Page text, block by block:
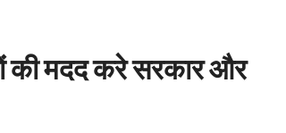
की मदद करे सरकार और